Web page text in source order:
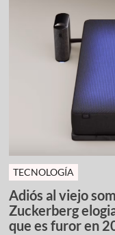
TECNOLOGÍA
Adiós al viejo
Zuckerberg
que es furor en